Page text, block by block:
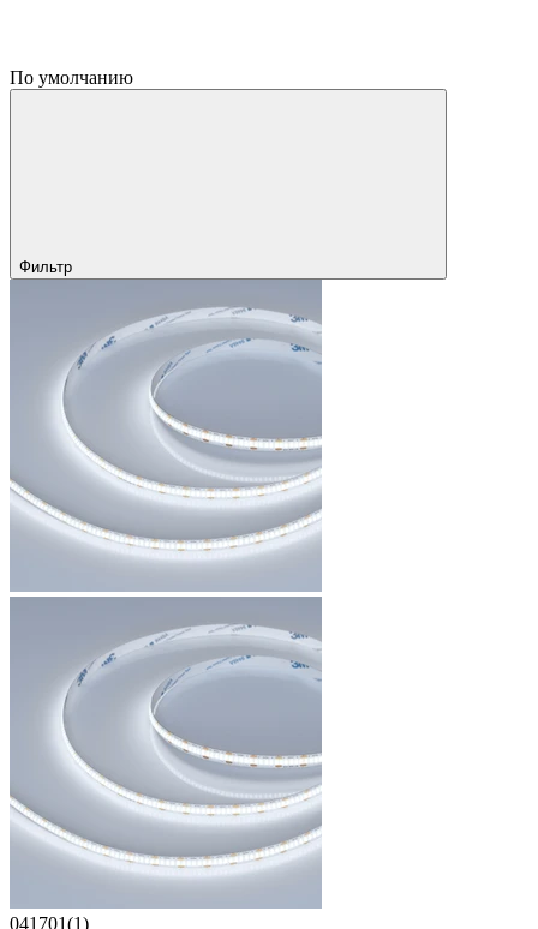
По умолчанию
Фильтр
041701(1)